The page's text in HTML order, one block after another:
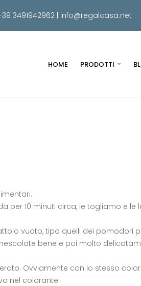
3491942962| info@regalcasa.net
HOME PRODOTTI
per 10 minuti circa, le togliamo e le
vuoto, tipo quelli dei pomodori
bene e poi molto
Ovviamente con lo stesso
nel colorante.